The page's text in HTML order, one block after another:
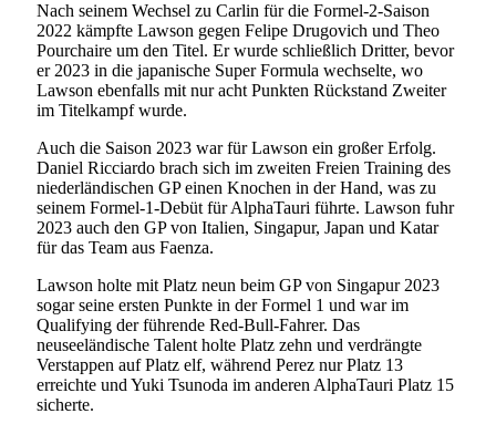
Nach seinem Wechsel zu Carlin für die Formel-2-Saison
2022 kämpfte Lawson gegen Felipe Drugovich und Theo
Pourchaire um den Titel. Er wurde schließlich Dritter, bevor
er 2023 in die japanische Super Formula wechselte, wo
Lawson ebenfalls mit nur acht Punkten Rückstand Zweiter
im Titelkampf wurde.
Auch die Saison 2023 war für Lawson ein großer Erfolg.
Daniel Ricciardo brach sich im zweiten Freien Training des
niederländischen GP einen Knochen in der Hand, was zu
seinem Formel-1-Debüt für AlphaTauri führte. Lawson fuhr
2023 auch den GP von Italien, Singapur, Japan und Katar
für das Team aus Faenza.
Lawson holte mit Platz neun beim GP von Singapur 2023
sogar seine ersten Punkte in der Formel 1 und war im
Qualifying der führende Red-Bull-Fahrer. Das
neuseeländische Talent holte Platz zehn und verdrängte
Verstappen auf Platz elf, während Perez nur Platz 13
erreichte und Yuki Tsunoda im anderen AlphaTauri Platz 15
sicherte.